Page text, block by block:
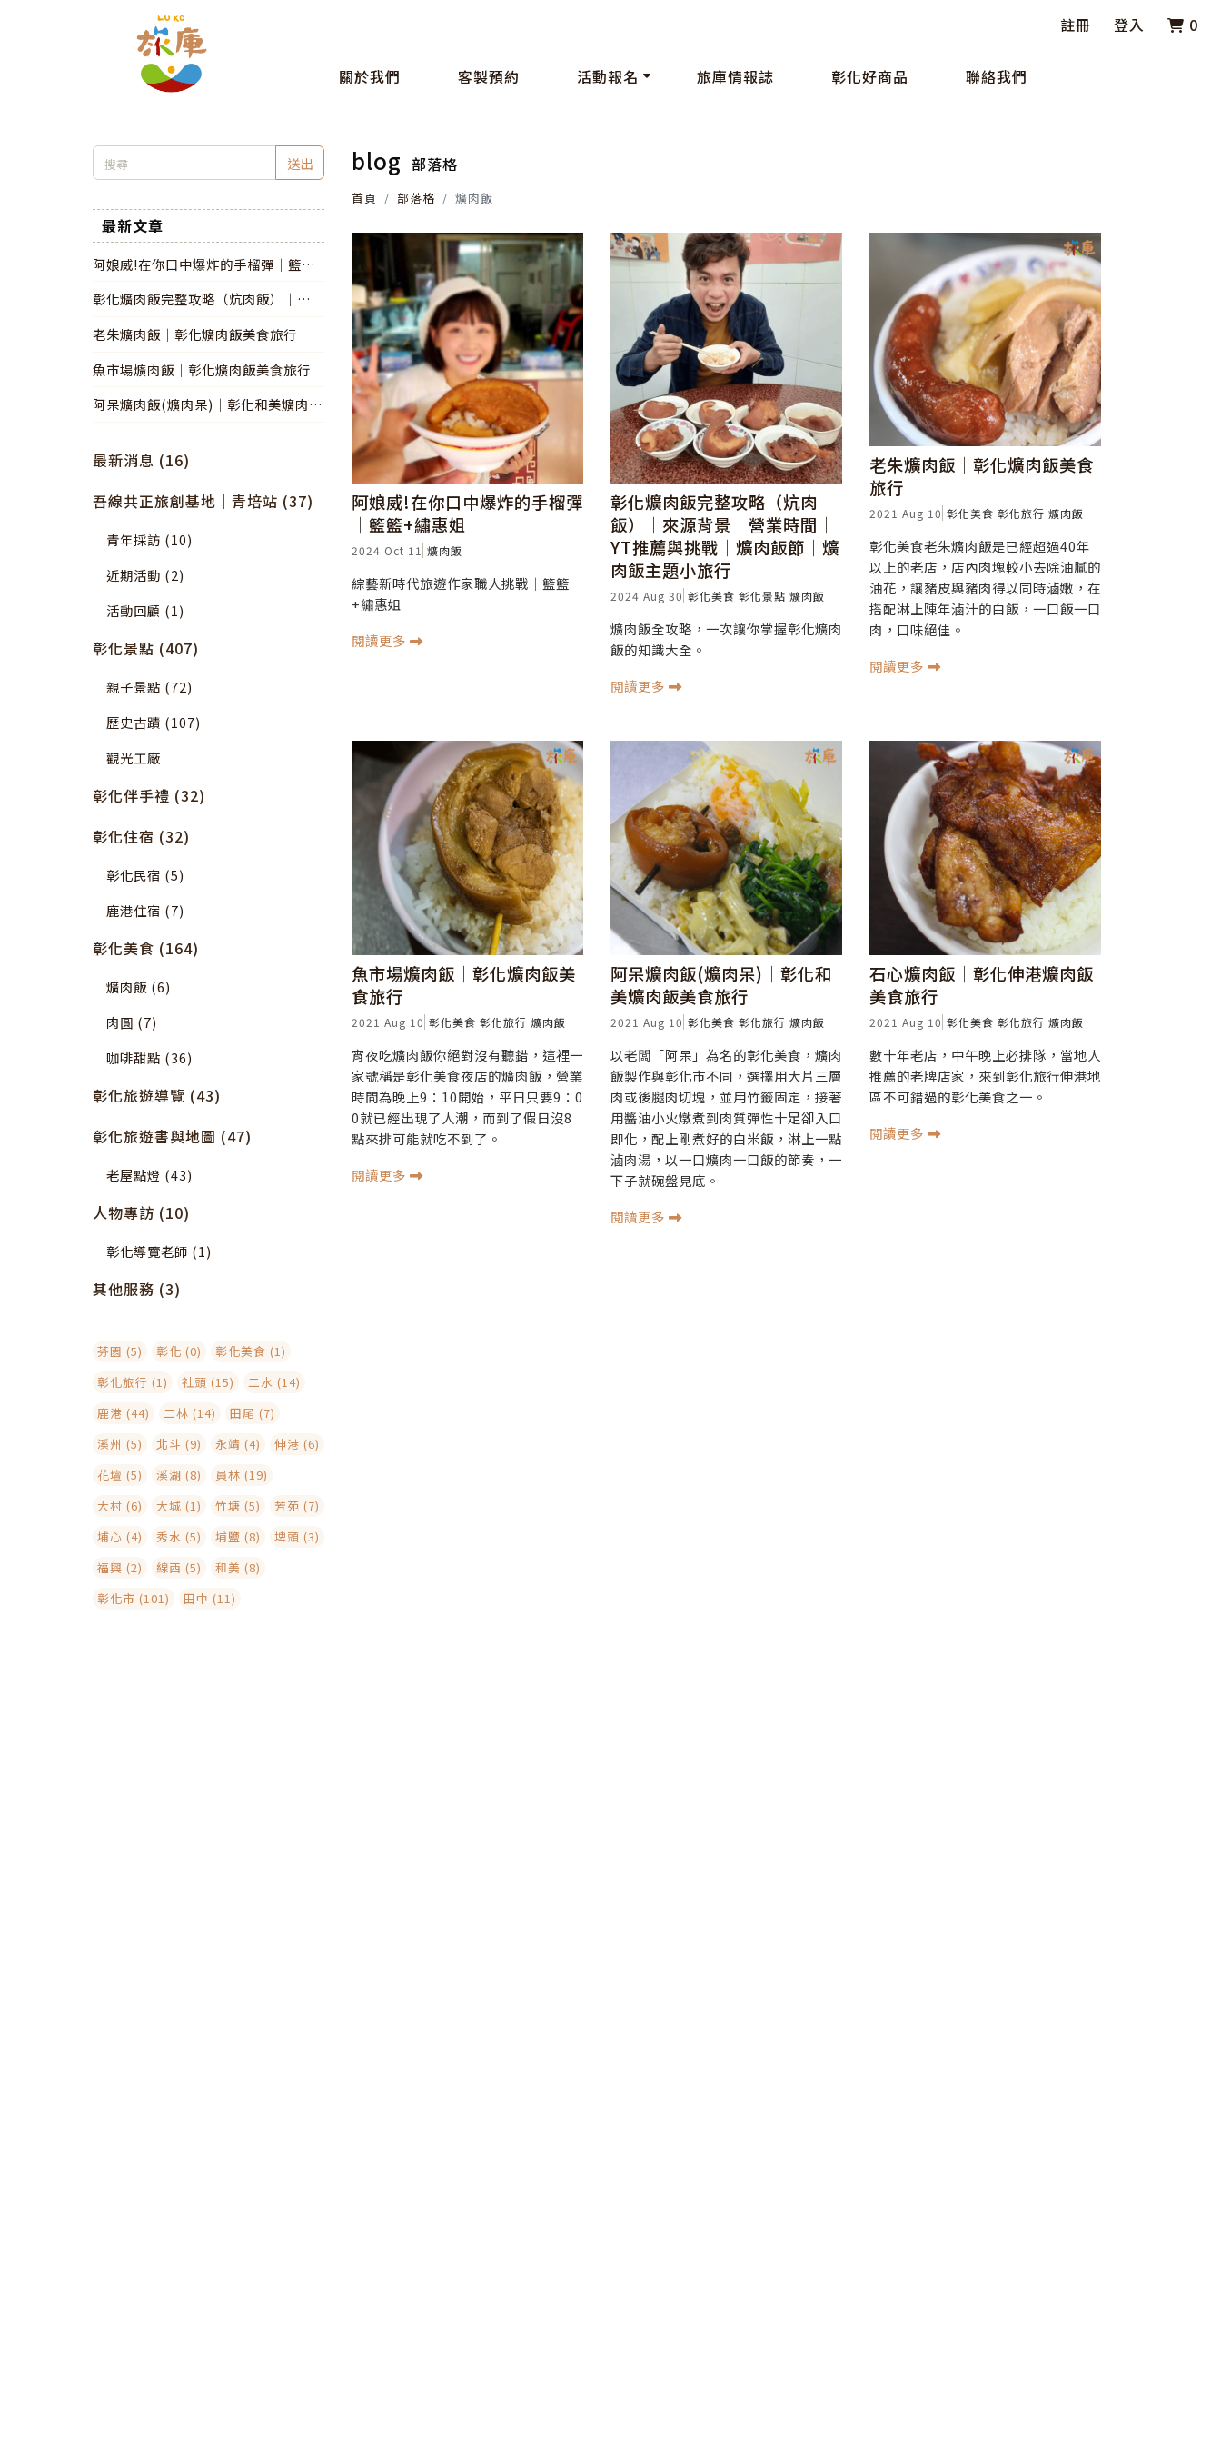
註冊 登入 0
關於我們 客製預約 活動報名 旅庫情報誌 彰化好商品 聯絡我們
送出
最新文章
阿娘威!在你口中爆炸的手榴彈│籃籃
彰化爌肉飯完整攻略（炕肉飯）│來源
肉飯節│爌肉飯主題小旅行
老朱爌肉飯│彰化爌肉飯美食旅行
魚市場爌肉飯│彰化爌肉飯美食旅行
阿呆爌肉飯(爌肉呆)│彰化和美爌肉飯
最新消息 (16)
吾線共正旅創基地｜青培站 (37)
青年採訪 (10)
近期活動 (2)
活動回顧 (1)
彰化景點 (407)
親子景點 (72)
歷史古蹟 (107)
觀光工廠
彰化伴手禮 (32)
彰化住宿 (32)
彰化民宿 (5)
鹿港住宿 (7)
彰化美食 (164)
爌肉飯 (6)
肉圓 (7)
咖啡甜點 (36)
彰化旅遊導覽 (43)
彰化旅遊書與地圖 (47)
老屋點燈 (43)
人物專訪 (10)
彰化導覽老師 (1)
其他服務 (3)
芬園 (5) 彰化 (0)
彰化美食 (1)
彰化旅行 (1)
社頭 (15)
二水 (14)
鹿港 (44)
二林 (14)
田尾 (7)
溪州 (5)
北斗 (9) 永靖 (4)
伸港 (6)
花壇 (5)
溪湖 (8)
員林 (19)
大村 (6)
大城 (1) 竹塘 (5)
芳苑 (7)
埔心 (4)
秀水 (5) 埔鹽 (8)
埤頭 (3)
福興 (2)
線西 (5)
和美 (8)
彰化市 (101)
田中 (11)
blog 部落格
首頁 部落格 爌肉飯
阿娘威!在你口中爆炸的手榴彈
│籃籃+繡惠姐
2024 Oct 11 爌肉飯
綜藝新時代旅遊作家職人挑戰│籃籃
+繡惠姐
閱讀更多
彰化爌肉飯完整攻略（炕肉
飯）│來源背景│營業時間│
YT推薦與挑戰│爌肉飯節│爌
肉飯主題小旅行
2024 Aug 30 彰化美食 彰化景點 爌肉飯
爌肉飯全攻略，一次讓你掌握彰化爌肉
飯的知識大全。
閱讀更多
老朱爌肉飯│彰化爌肉飯美食
旅行
2021 Aug 10 彰化美食 彰化旅行 爌肉飯
彰化美食老朱爌肉飯是已經超過40年
以上的老店，店內肉塊較小去除油膩的
油花，讓豬皮與豬肉得以同時滷嫩，在
搭配淋上陳年滷汁的白飯，一口飯一口
肉，口味絕佳。
閱讀更多
魚市場爌肉飯│彰化爌肉飯美
食旅行
2021 Aug 10 彰化美食 彰化旅行 爌肉飯
宵夜吃爌肉飯你絕對沒有聽錯，這裡一
家號稱是彰化美食夜店的爌肉飯，營業
時間為晚上9：10開始，平日只要9：0
0就已經出現了人潮，而到了假日沒8
點來排可能就吃不到了。
閱讀更多
阿呆爌肉飯(爌肉呆)│彰化和
美爌肉飯美食旅行
2021 Aug 10 彰化美食 彰化旅行 爌肉飯
以老闆「阿呆」為名的彰化美食，爌肉
飯製作與彰化市不同，選擇用大片三層
肉或後腿肉切塊，並用竹籤固定，接著
用醬油小火燉煮到肉質彈性十足卻入口
即化，配上剛煮好的白米飯，淋上一點
滷肉湯，以一口爌肉一口飯的節奏，一
下子就碗盤見底。
閱讀更多
石心爌肉飯│彰化伸港爌肉飯
美食旅行
2021 Aug 10 彰化美食 彰化旅行 爌肉飯
數十年老店，中午晚上必排隊，當地人
推薦的老牌店家，來到彰化旅行伸港地
區不可錯過的彰化美食之一。
閱讀更多